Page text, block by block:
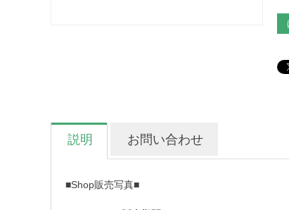
説明 お問い合わせ
■Shop販売写真■